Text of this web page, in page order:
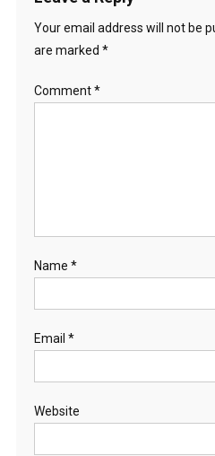
Your email address will not be
are marked *
Comment*
Name *
Email *
Website